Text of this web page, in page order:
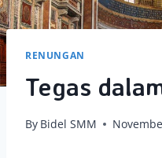
RENUNGAN
Tegas
By Bidel SMM